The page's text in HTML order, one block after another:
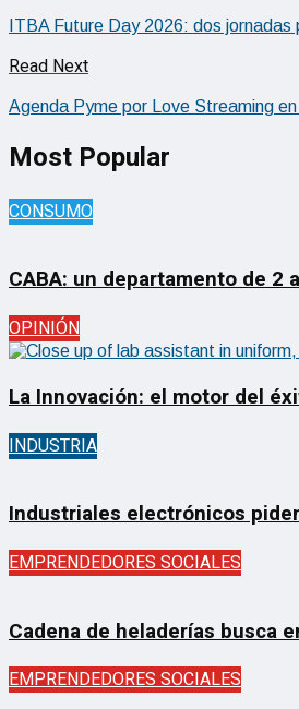
ITBA Future Day 2026: dos
Read Next
Agenda Pyme por Love Streaming
Most Popular
CONSUMO
CABA: un departamento de 2
OPINIÓN
La Innovación: el motor del
INDUSTRIA
Industriales electrónicos
EMPRENDEDORES SOCIALES
Cadena de heladerías busca
EMPRENDEDORES SOCIALES